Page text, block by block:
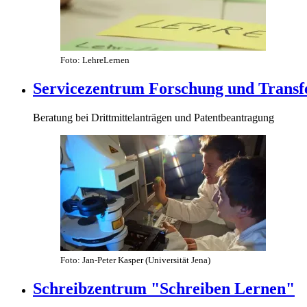
Foto: LehreLernen
Servicezentrum Forschung und
Beratung bei Drittmittelanträgen und Patentbeantragung
Foto: Jan-Peter Kasper (Universität Jena)
Schreibzentrum "Schreiben Lernen"